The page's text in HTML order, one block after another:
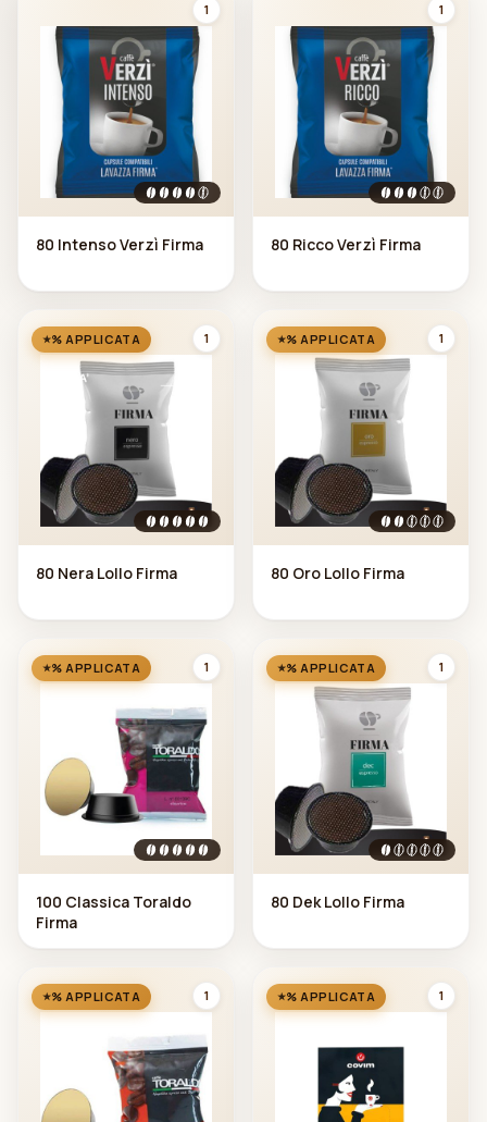
1
80 Intenso Verzì Firma
1
80 Ricco Verzì Firma
% APPLICATA 1
80 Nera Lollo Firma
% APPLICATA 1
80 Oro Lollo Firma
% APPLICATA 1
100 Classica Toraldo
Firma
% APPLICATA 1
80 Dek Lollo Firma
% APPLICATA 1 % APPLICATA 1